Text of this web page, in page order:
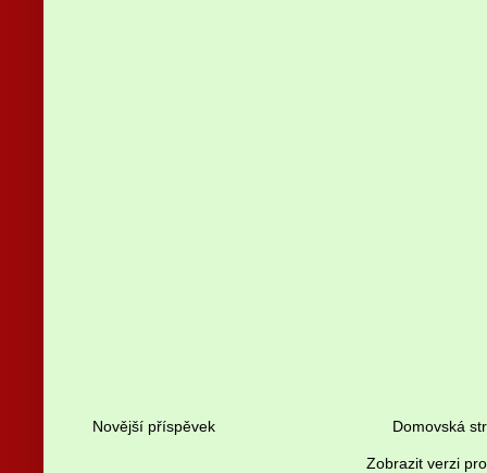
Novější příspěvek Domovská
Zobrazit verzi